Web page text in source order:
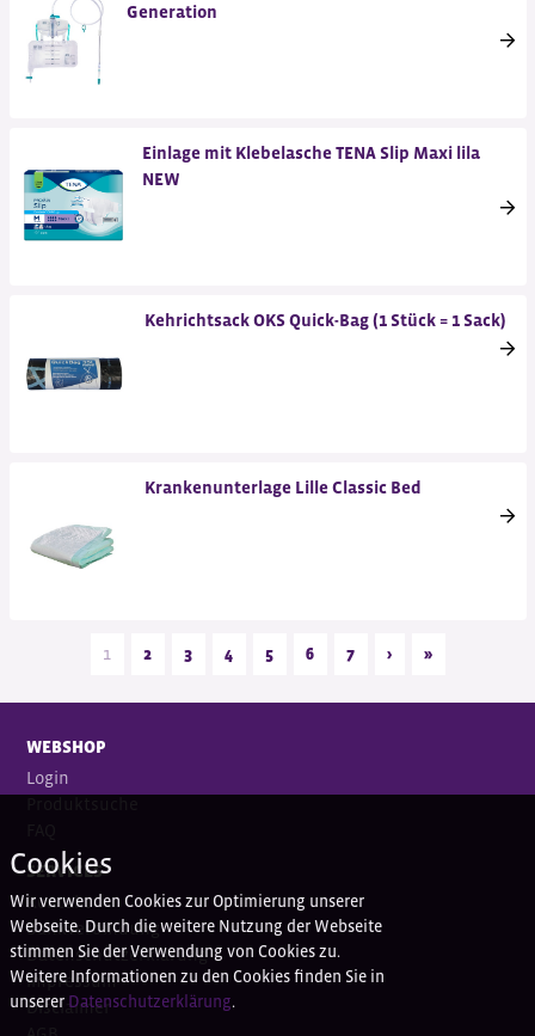
Generation
Einlage mit Klebelasche TENA Slip Maxi lila
NEW
Kehrichtsack OKS Quick-Bag (1 Stück = 1 Sack)
Krankenunterlage Lille Classic Bed
1 2 3 4 5 6 7 › »
WEBSHOP
Login
SERVICES
Kontakt
Bankverbindung
Datenschutzerklärung
Impressum
Disclaimer
Cookies
Wir verwenden Cookies zur Optimierung unserer
Webseite. Durch die weitere Nutzung der Webseite
stimmen Sie der Verwendung von Cookies zu.
Weitere Informationen zu den Cookies finden Sie in
unserer Datenschutzerklärung.